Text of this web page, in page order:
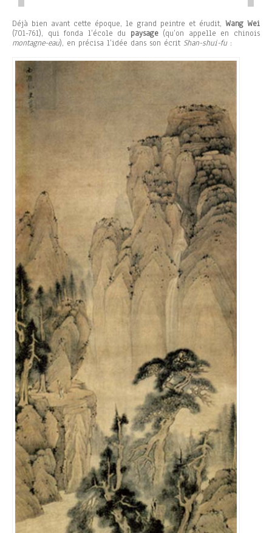
Déjà bien avant cette époque, le grand peintre et érudit, Wang Wei
(701-761), qui fonda l’école du paysage (qu’on appelle en chinois
montagne-eau), en précisa l’idée dans son écrit Shan-shui-fu: